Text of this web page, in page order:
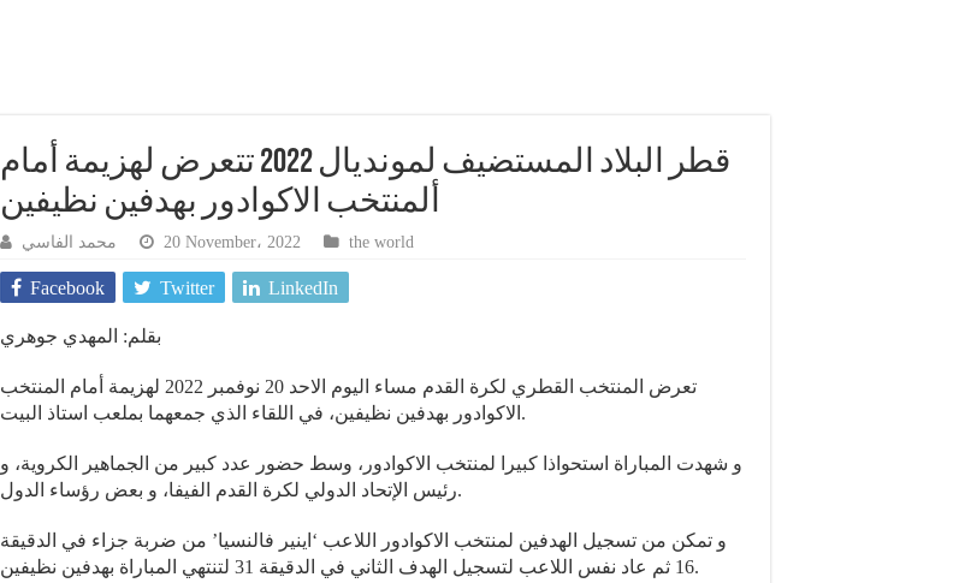
قطر البلاد المستضيف لمونديال 2022 تتعرض لهزيمة أمام
ألمنتخب الاكوادور بهدفين نظيفين
محمد الفاسي 20 November، 2022 the world
Facebook Twitter LinkedIn
بقلم: المهدي جوهري
تعرض المنتخب القطري لكرة القدم مساء اليوم الاحد 20 نوفمبر 2022 لهزيمة أمام المنتخب
الاكوادور بهدفين نظيفين، في اللقاء الذي جمعهما بملعب استاذ البيت.
و شهدت المباراة استحواذا كبيرا لمنتخب الاكوادور، وسط حضور عدد كبير من الجماهير الكروية، و
رئيس الإتحاد الدولي لكرة القدم الفيفا، و بعض رؤساء الدول.
و تمكن من تسجيل الهدفين لمنتخب الاكوادور اللاعب ‘اينير فالنسيا’ من ضربة جزاء في الدقيقة
16 ثم عاد نفس اللاعب لتسجيل الهدف الثاني في الدقيقة 31 لتنتهي المباراة بهدفين نظيفين.